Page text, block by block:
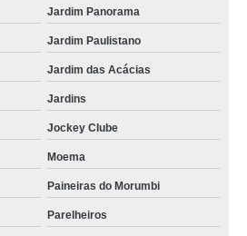
Jardim Panorama
Jardim Paulistano
Jardim das Acácias
Jardins
Jockey Clube
Moema
Paineiras do Morumbi
Parelheiros